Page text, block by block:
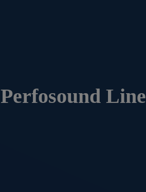
Perfosound Line